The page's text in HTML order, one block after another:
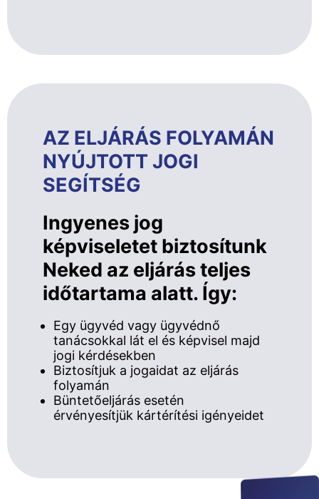
AZ ELJÁRÁS FOLYAMÁN
NYÚJTOTT JOGI
SEGÍTSÉG
Ingyenes jog
képviseletet biztosítunk
Neked az eljárás teljes
időtartama alatt. Így:
Egy ügyvéd vagy ügyvédnő
tanácsokkal lát el és képvisel majd
jogi kérdésekben
Biztosítjuk a jogaidat az eljárás
folyamán
Büntetőeljárás esetén
érvényesítjük kártérítési igényeidet